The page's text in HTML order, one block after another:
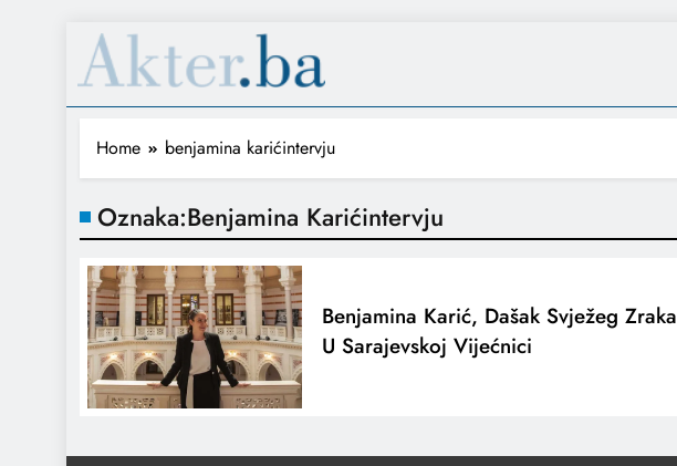
Home benjamina karićintervju
Oznaka:Benjamina Karićintervju
Benjamina Karić, Dašak Svježeg Zraka
U Sarajevskoj Vijećnici